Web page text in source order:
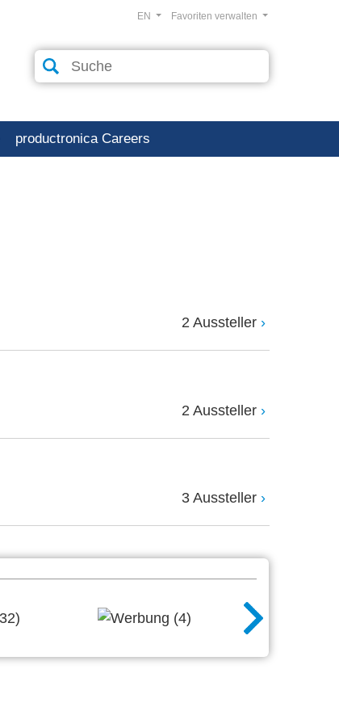
Favoriten verwalten
EN
productronica Careers
2 Aussteller
2 Aussteller
3 Aussteller